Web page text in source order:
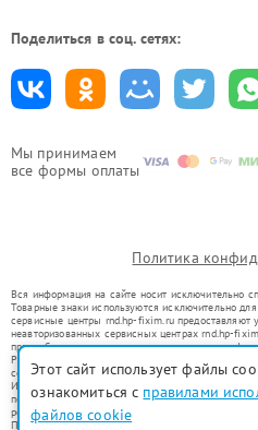
Мы принимаем
все формы оплаты
Поделиться в соц. сетях:
Политика
Вся информация на сайте носит исключительно
Товарные знаки используются исключительно
сервисные центры rnd.hp-fixim.ru предоставляют
неавторизованных сервисных центрах rnd.hp-
правообладателями товарных знаков или их
Ремонт осуществляется для устройств, уже
со статьей 1487 ГК РФ.
Использование товарных знаков не преследует
потребителей в заблуждение, а служит для
ремонту техники указанных брендов.
Представленная на сайте информация не
Этот сайт использует файлы
ознакомиться с правилами
файлов cookie